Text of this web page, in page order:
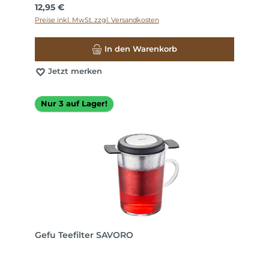
Regulärer Preis:
12,95 €
Preise inkl. MwSt. zzgl. Versandkosten
In den Warenkorb
Jetzt merken
Nur 3 auf Lager!
Gefu Teefilter SAVORO